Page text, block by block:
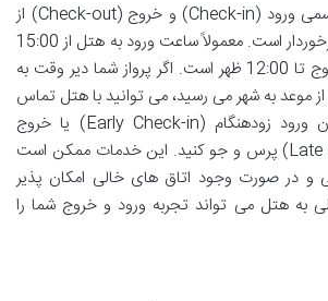
دانستن ساعت های رسمی ورود (Check-in) و خروج (Check-out) از
هتل از اهمیت بالایی برخوردار است. معمولاً ساعت ورود به هتل از 15:00
بعد از ظهر و ساعت خروج تا 12:00 ظهر است. اگر پرواز شما دیر وقت به
موعد به شهر می رسید، می توانید با هتل تماس
گرفته و در مورد امکان ورود زودهنگام (Early Check-in) یا خروج
دیرهنگام (Late Check-out) پرس و جو کنید. این خدمات ممکن است
و در صورت وجود اتاق های خالی امکان پذیر
به هتل می تواند تجربه ورود و خروج شما را